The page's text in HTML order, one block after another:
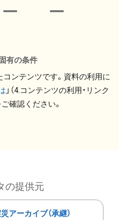
有の条件
ンテンツです。資料の利用に
」（4.コンテンツの利用・リンク
確認ください。
の提供元
アーカイブ（承継）